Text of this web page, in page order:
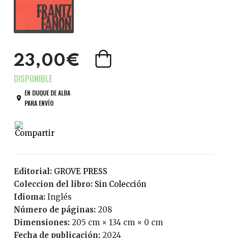
23,00€
EN DUQUE DE ALBA
PARA ENVÍO
Editorial:
GROVE PRESS
Coleccion del libro:
Sin Colección
Idioma: Inglés
Número de páginas:
208
Dimensiones: 205 cm × 134 cm × 0 cm
Fecha de publicación:
2024